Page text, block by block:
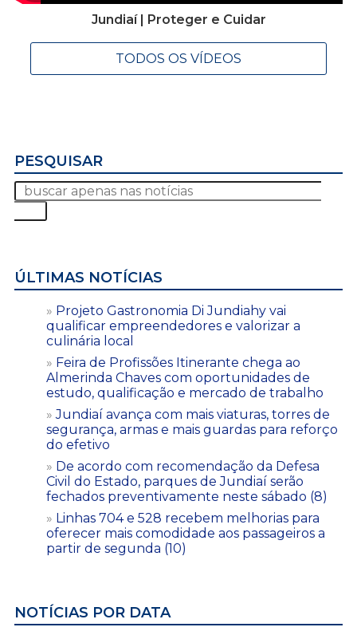
Jundiaí | Proteger e Cuidar
TODOS OS VÍDEOS
PESQUISAR
ÚLTIMAS NOTÍCIAS
Projeto Gastronomia Di Jundiahy vai
qualificar empreendedores e valorizar a
culinária local
Feira de Profissões Itinerante chega ao
Almerinda Chaves com oportunidades de
estudo, qualificação e mercado de trabalho
Jundiaí avança com mais viaturas, torres de
segurança, armas e mais guardas para reforço
do efetivo
De acordo com recomendação da Defesa
Civil do Estado, parques de Jundiaí serão
fechados preventivamente neste sábado (8)
Linhas 704 e 528 recebem melhorias para
oferecer mais comodidade aos passageiros a
partir de segunda (10)
NOTÍCIAS POR DATA